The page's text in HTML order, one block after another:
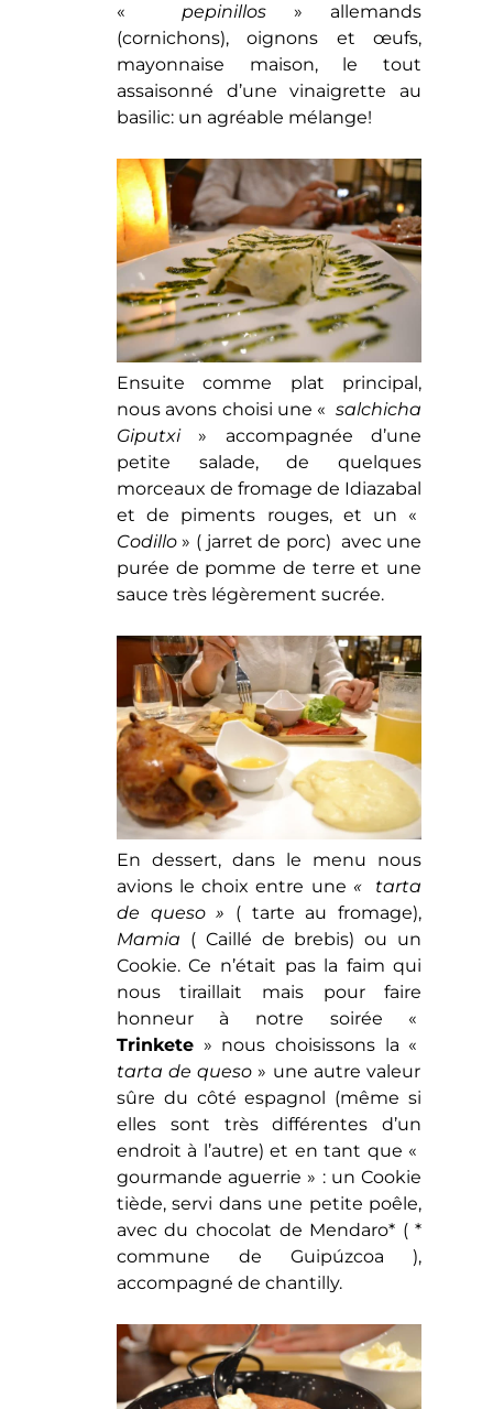
« pepinillos» allemands
(cornichons), oignons et œufs,
mayonnaise maison, le tout
assaisonné d’une vinaigrette au
basilic: un agréable mélange!
Ensuite comme plat principal,
nous avons choisi une « salchicha
Giputxi» accompagnée d’une
petite salade, de quelques
morceaux de fromage de Idiazabal
et de piments rouges, et un «
Codillo» ( jarret de porc) avec une
purée de pomme de terre et une
sauce très légèrement sucrée.
En dessert, dans le menu nous
avions le choix entre une « tarta
de queso » ( tarte au fromage),
Mamia ( Caillé de brebis) ou un
Cookie. Ce n’était pas la faim qui
nous tiraillait mais pour faire
honneur à notre soirée «
Trinkete» nous choisissons la «
tarta de queso» une autre valeur
sûre du côté espagnol (même si
elles sont très différentes d’un
endroit à l’autre) et en tant que «
gourmande aguerrie » : un Cookie
tiède, servi dans une petite poêle,
avec du chocolat de Mendaro* ( *
commune de Guipúzcoa ),
accompagné de chantilly.